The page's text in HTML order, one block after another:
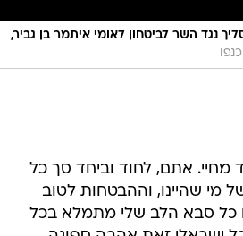
נגד השר לביטחון לאומי איתמר בן גביר,
אתם, לחוד וביחד סך כל
מי שהיינו, וההבטחות לטוב
כל סבא הלב שלי מתמלא בכל